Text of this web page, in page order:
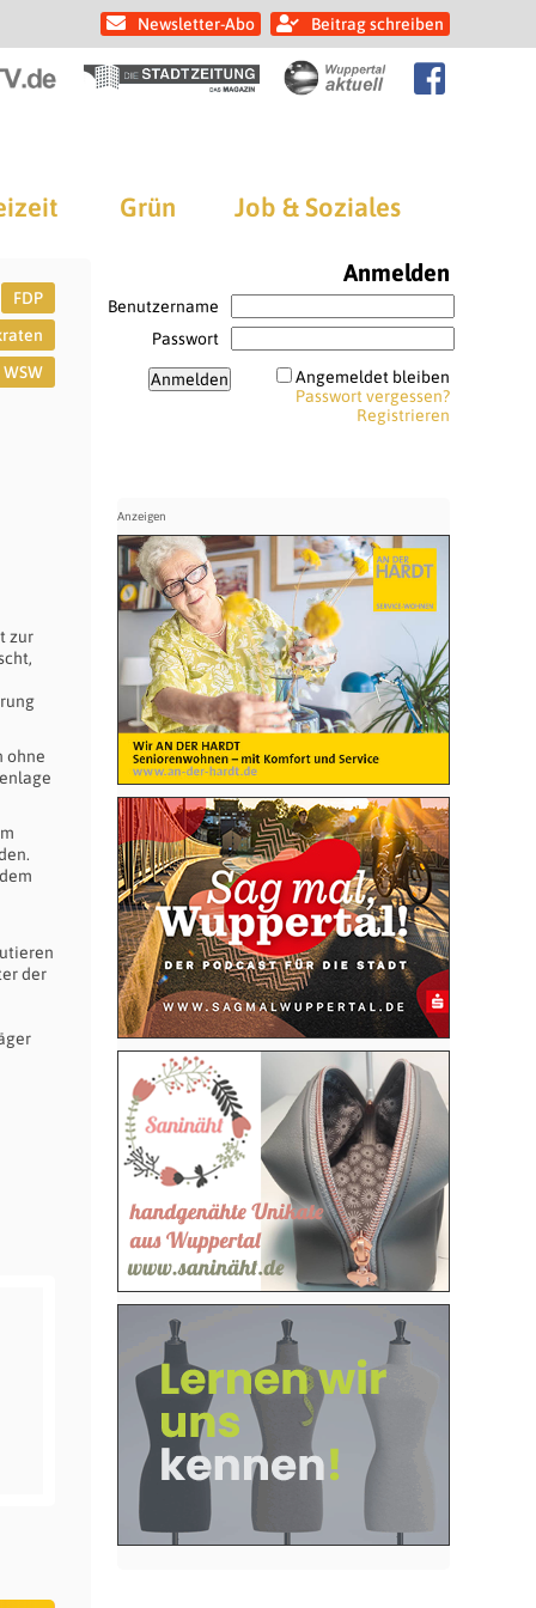
Newsletter-Abo Beitrag schreiben
Grün Job & Soziales
FDP
WSW
zur
ohne
der
Anmelden
Benutzername
Passwort
Angemeldet bleiben
Passwort vergessen?
Registrieren